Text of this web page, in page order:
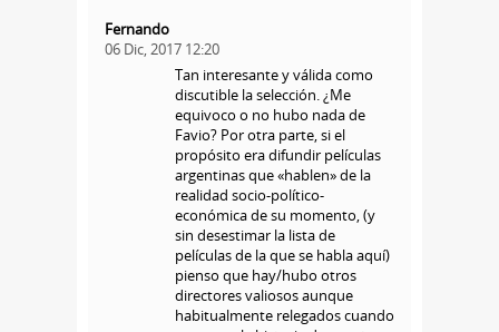
Fernando
06 Dic, 2017 12:20
Tan interesante y válida como
discutible la selección. ¿Me
equivoco o no hubo nada de
Favio? Por otra parte, si el
propósito era difundir películas
argentinas que «hablen» de la
realidad socio-político-
económica de su momento, (y
sin desestimar la lista de
películas de la que se habla aquí)
pienso que hay/hubo otros
directores valiosos aunque
habitualmente relegados cuando